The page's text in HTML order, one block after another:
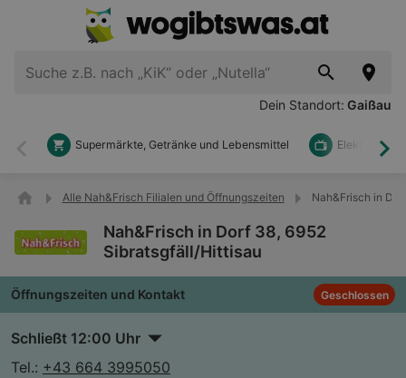
Dein Standort: Gaißau
Zurück
Supermärkte, Getränke und Lebensmittel Elektronik
Alle Nah&Frisch Filialen und Öffnungszeiten Nah&Frisch in
Nah&Frisch in Dorf 38, 6952
Sibratsgfäll/Hittisau
Öffnungszeiten und Kontakt Geschlossen
Schließt 12:00 Uhr
Tel.: +43 664 3995050